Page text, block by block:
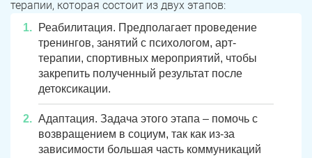
терапии, которая состоит из двух этапов:
Реабилитация. Предполагает проведение
тренингов, занятий с психологом, арт-
терапии, спортивных мероприятий, чтобы
закрепить полученный результат после
детоксикации.
Адаптация. Задача этого этапа – помочь с
возвращением в социум, так как из-за
зависимости большая часть коммуникаций